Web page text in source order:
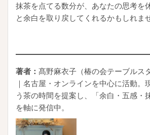
抹茶を点てる数分が、あなたの思考を
と余白を取り戻してくれるかもしれませ
著者： 髙野麻衣子（椿の会テーブルス
｜名古屋・オンラインを中心に活動。
う茶の時間を提案し、「余白・五感・
を軸に発信中。